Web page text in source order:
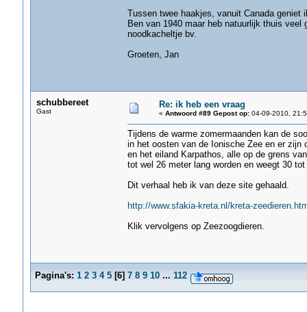
Tussen twee haakjes, vanuit Canada geniet
Ben van 1940 maar heb natuurlijk thuis
noodkacheltje bv.
Groeten, Jan
schubbereet
Gast
Re: ik heb een vraag
« Antwoord #89 Gepost op:04-09-2010,
Tijdens de warme zomermaanden kan de
in het oosten van de Ionische Zee en er zijn
en het eiland Karpathos, alle op de grens
tot wel 26 meter lang worden en weegt 30
Dit verhaal heb ik van deze site gehaald.
http://www.sfakia-kreta.nl/kreta-
Klik vervolgens op Zeezoogdieren.
Pagina's: 1 2 3 4 5[6] 7 8 9 10 ... 112